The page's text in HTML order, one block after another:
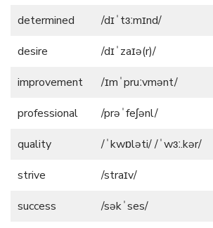
determined /dɪˈtɜːmɪnd/
desire
/dɪˈzaɪə(r)/
improvement
/ɪmˈpruːvmənt/
professional
/prəˈfeʃənl/
quality
/ˈkwɒləti/ /ˈwɜː.kər/
strive
/straɪv/
success
/səkˈses/